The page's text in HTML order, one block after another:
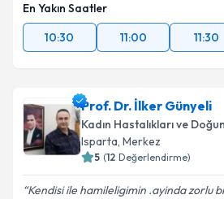
En Yakın Saatler
10:30
11:00 11:30
Prof. Dr. İlker Günyeli
Kadın Hastalıkları ve
Isparta, Merkez
5 (12 Değerlendirme)
Kendisi ile hamileligimin .ayinda zorlu